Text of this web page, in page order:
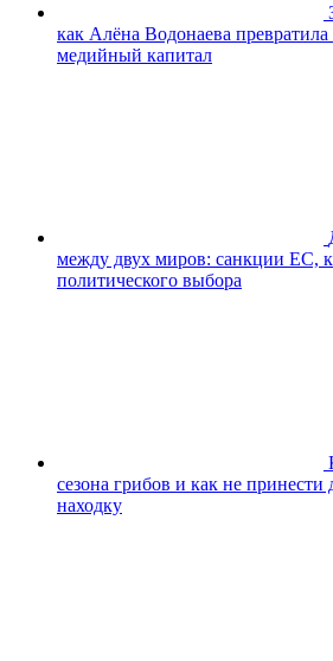
как Алёна Водонаева
медийный капитал
между двух миров: санкции ЕС,
политического выбора
сезона грибов и как не
находку